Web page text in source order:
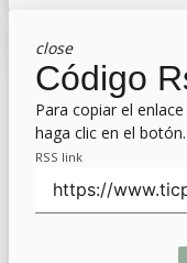
close
Código
Para copiar el
haga clic en el botón.
RSS link